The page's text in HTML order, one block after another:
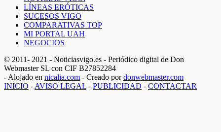
LÍNEAS ERÓTICAS
SUCESOS VIGO
COMPARATIVAS TOP
MI PORTAL UAH
NEGOCIOS
© 2011- 2021 - Noticiasvigo.es - Periódico digital de Don
Webmaster SL con CIF B27852284
- Alojado en nicalia.com - Creado pordonwebmaster.com
INICIO - AVISO LEGAL - PUBLICIDAD - CONTACTAR